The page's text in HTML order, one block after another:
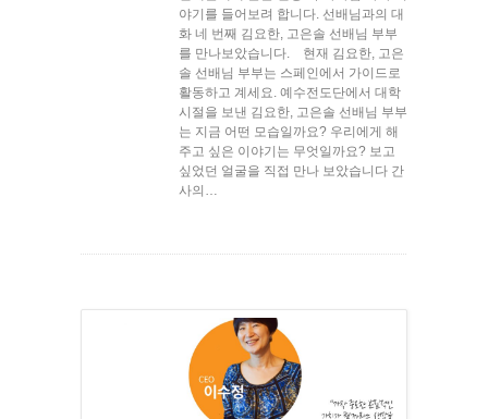
야기를 들어보려 합니다. 선배님과의 대
화 네 번째 김요한, 고은솔 선배님 부부
를 만나보았습니다. 현재 김요한, 고은
솔 선배님 부부는 스페인에서 가이드로
활동하고 계세요. 예수전도단에서 대학
시절을 보낸 김요한, 고은솔 선배님 부부
는 지금 어떤 모습일까요? 우리에게 해
주고 싶은 이야기는 무엇일까요? 보고
싶었던 얼굴을 직접 만나 보았습니다 간
사의…